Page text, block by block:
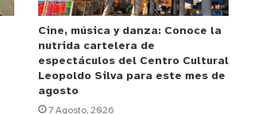
Cine, música y danza: Conoce la
nutrida cartelera de
espectáculos del Centro Cultural
Leopoldo Silva para este mes de
agosto
7 Agosto, 2026